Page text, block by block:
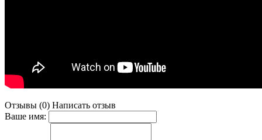
Отзывы (0) Написать отзыв
Ваше имя: